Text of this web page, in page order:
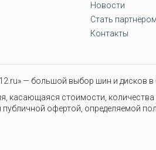
Новости
Стать партнёром
Контакты
— большой выбор шин и дисков в
касающаяся стоимости, количества
офертой, определяемой